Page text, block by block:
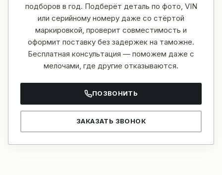
подборов в год. Подберёт деталь по фото, VIN
или серийному номеру даже со стёртой
маркировкой, проверит совместимость и
оформит поставку без задержек на таможне.
Бесплатная консультация — поможем даже с
мелочами, где другие отказываются.
ПОЗВОНИТЬ
ЗАКАЗАТЬ ЗВОНОК